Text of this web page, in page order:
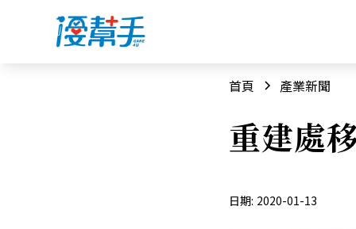
首頁 產業新聞
重建處
日期: 2020-01-13